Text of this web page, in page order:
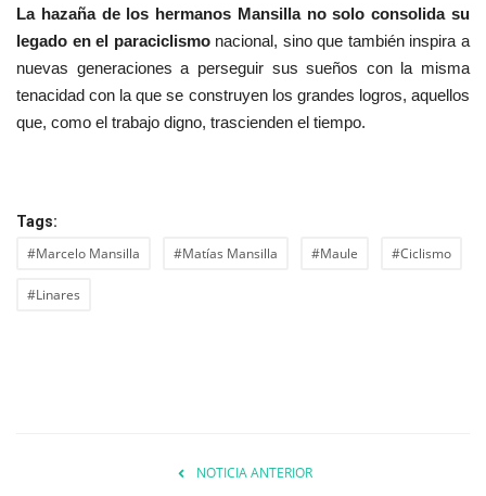
La hazaña de los hermanos Mansilla no solo consolida su
legado en el paraciclismonacional, sino que también inspira a
nuevas generaciones a perseguir sus sueños con la misma
tenacidad con la que se construyen los grandes logros, aquellos
que, como el trabajo digno, trascienden el tiempo.
Tags:
#Marcelo Mansilla #Matías Mansilla #Maule #Ciclismo
#Linares
NOTICIA ANTERIOR